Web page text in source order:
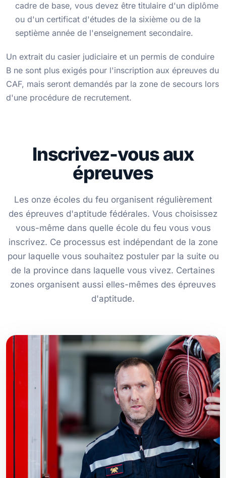
cadre de base, vous devez être titulaire d'un diplôme
ou d'un certificat d'études de la sixième ou de la
septième année de l'enseignement secondaire.
Un extrait du casier judiciaire et un permis de conduire
B ne sont plus exigés pour l'inscription aux épreuves du
CAF, mais seront demandés par la zone de secours lors
d'une procédure de recrutement.
Inscrivez-vous aux
épreuves
Les onze écoles du feu organisent régulièrement
des épreuves d'aptitude fédérales. Vous choisissez
vous-même dans quelle école du feu vous vous
inscrivez. Ce processus est indépendant de la zone
pour laquelle vous souhaitez postuler par la suite ou
de la province dans laquelle vous vivez. Certaines
zones organisent aussi elles-mêmes des épreuves
d'aptitude.